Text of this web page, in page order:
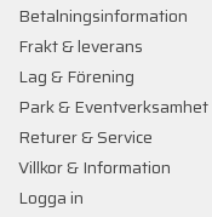
Betalningsinformation
Frakt & leverans
Lag & Förening
Park & Eventverksamhet
Returer & Service
Villkor & Information
Logga in